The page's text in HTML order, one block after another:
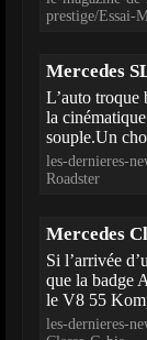
prestige/Essai-
Mercedes
L’auto troque
la
souple.Un
les-dernieres-
Roadster
Mercedes
Si l’arrivée
que la badge
le V8 55
les-dernieres-